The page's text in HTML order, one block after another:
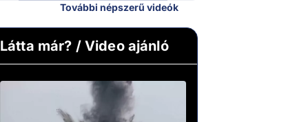
További népszerű videók
Látta már? / Video ajánló